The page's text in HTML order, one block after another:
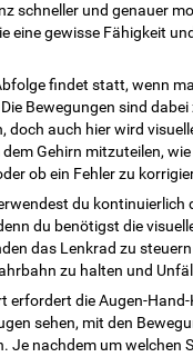
schneller und genauer
eine gewisse Fähigkeit
findet statt, wenn
Bewegungen sind dabei
doch auch hier wird
Gehirn mitzuteilen,
ob ein Fehler zu
du kontinuierlich
du benötigst die
das Lenkrad zu
zu halten und
erfordert die Augen-
sehen, mit den
Je nachdem um welchen